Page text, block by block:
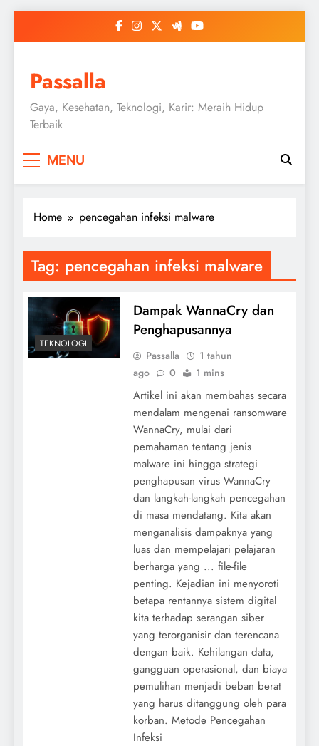
Passalla
Gaya, Kesehatan, Teknologi, Karir: Meraih Hidup
Terbaik
MENU
Home pencegahan infeksi malware
Tag: pencegahan infeksi malware
TEKNOLOGI
Dampak WannaCry dan
Penghapusannya
Passalla
1 tahun
ago
0 1 mins
Artikel ini akan membahas secara
mendalam mengenai ransomware
WannaCry, mulai dari
pemahaman tentang jenis
malware ini hingga strategi
penghapusan virus WannaCry
dan langkah-langkah pencegahan
di masa mendatang. Kita akan
menganalisis dampaknya yang
luas dan mempelajari pelajaran
berharga yang ... file-file
penting. Kejadian ini menyoroti
betapa rentannya sistem digital
kita terhadap serangan siber
yang terorganisir dan terencana
dengan baik. Kehilangan data,
gangguan operasional, dan biaya
pemulihan menjadi beban berat
yang harus ditanggung oleh para
korban. Metode Pencegahan
Infeksi